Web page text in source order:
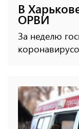
В
ОРВИ
За неделю